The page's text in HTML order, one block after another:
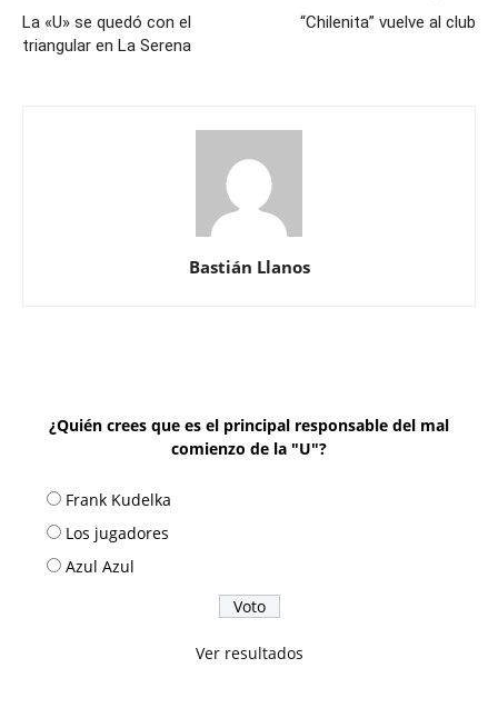
La «U» se quedó con el
triangular en La Serena
“Chilenita” vuelve al club
Bastián Llanos
¿Quién crees que es el principal responsable del mal
comienzo de la "U"?
Frank Kudelka
Los jugadores
Azul Azul
Ver resultados